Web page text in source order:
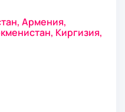
Армения,
Киргизия,